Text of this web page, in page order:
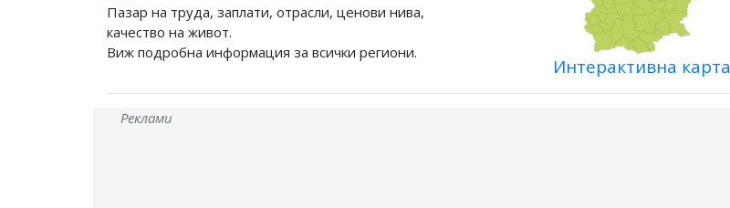
Пазар на труда, заплати, отрасли, ценови нива,
качество на живот.
Виж подробна информация за всички региони.
Интерактивна карта
Реклами